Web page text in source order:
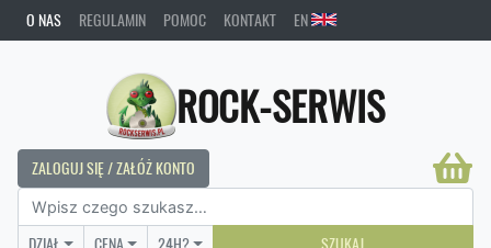
O NAS REGULAMIN POMOC KONTAKT EN
ROCK-SERWIS
ZALOGUJ SIĘ / ZAŁÓŻ KONTO